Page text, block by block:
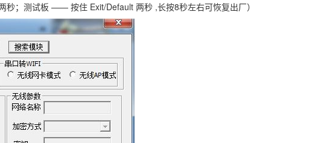
；测试板 —— 按住 Exit/Default 两秒 ,长按8秒左右可恢复出厂）